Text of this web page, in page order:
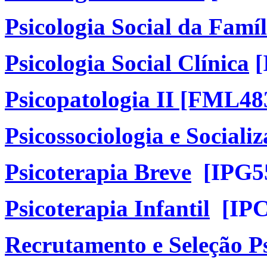
Psicologia Social da
Psicologia Social Clínica
Psicopatologia II
Psicossociologia e
Psicoterapia Breve
Psicoterapia Infantil
Recrutamento e Seleção